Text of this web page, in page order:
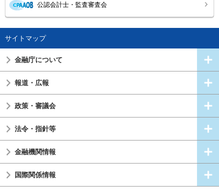
公認会計士・監査審査会
サイトマップ
金融庁について
報道・広報
政策・審議会
法令・指針等
金融機関情報
国際関係情報